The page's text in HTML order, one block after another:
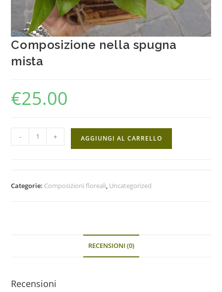
Composizione nella spugna
mista
€25.00
- + AGGIUNGI AL CARRELLO
Categorie: Composizioni floreali, Uncategorized
RECENSIONI (0)
Recensioni